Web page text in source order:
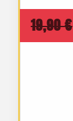
19,90€